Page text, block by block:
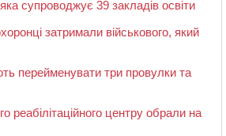
супроводжує 39 закладів освіти
затримали військового, який
перейменувати три провулки та
реабілітаційного центру обрали на